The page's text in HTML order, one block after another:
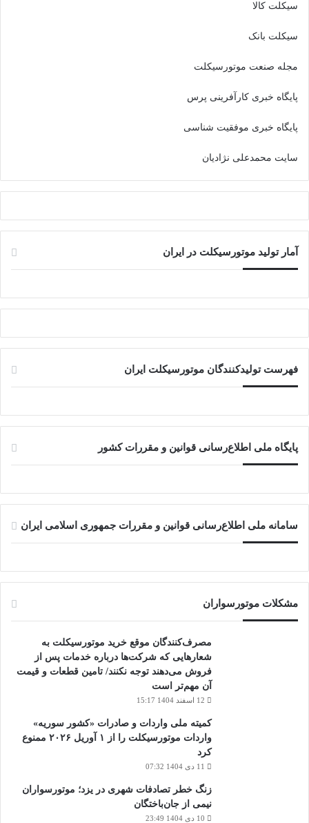
سیکلت کالا
سیکلت بانک
مجله صنعت موتورسیکلت
پایگاه خبری کارآفرینی پرس
پایگاه خبری موفقیت شناسی
سایت محمدعلی نژادیان
آمار تولید موتورسیکلت در ایران
فهرست تولیدکنندگان موتورسیکلت ایران
پایگاه ملی اطلاع‌رسانی قوانین و مقررات کشور
سامانه ملی اطلاع‌رسانی قوانین و مقررات جمهوری اسلامی ایران
مشکلات موتورسواران
مصرف‌کنندگان موقع خرید موتورسیکلت به
شعارهایی که شرکت‌ها درباره خدمات پس از
فروش می‌دهند توجه نکنند/ تامین قطعات و قیمت
آن مهم‌تر است
12 اسفند 1404 15:17
کمیته ملی واردات و صادرات «کشور سوریه»
واردات موتورسیکلت را از ۱ آوریل ۲۰۲۶ ممنوع
کرد
11 دی 1404 07:32
زنگ خطر تصادفات شهری در یزد؛ موتورسواران
نیمی از جان‌باختگان
10 دی 1404 23:49